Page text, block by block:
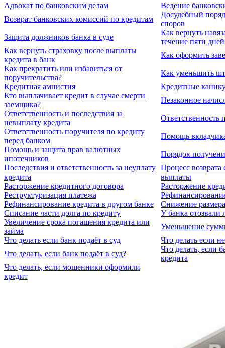
Адвокат по банковским делам
Ведение
Возврат банковских комиссий по кредитам
Досудебный
споров
Защита должников банка в суде
Как вернуть
течение пяти дней
Как вернуть страховку после выплаты
кредита в банк
Как оформить
Как прекратить или избавиться от
поручительства?
Как уменьшить
Кредитная амнистия
Кредитные
Кто выплачивает кредит в случае смерти
заемщика?
Незаконное
Ответственность и последствия за
невыплату кредита
Ответственность
Ответственность поручителя по кредиту
перед банком
Помощь
Помощь и защита прав валютных
ипотечников
Порядок
Последствия и ответственность за неуплату
кредита
Процесс возврата
выплаты
Расторжение кредитного договора
Расторжение
Реструктуризация платежа
Рефинансирование кредита в другом банке
Снижение
Списание части долга по кредиту
У банка отозвали
Увеличение срока погашения кредита или
займа
Уменьшение
Что делать если банк подаёт в суд
Что делать если
Что делать, если банк подаёт в суд?
Что делать, если
кредита
Что делать, если мошенники оформили
кредит